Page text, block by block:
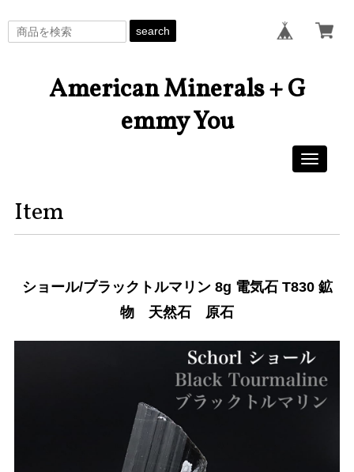
search
American Minerals + G
emmy You
Toggle
Item
ショール/ブラックトルマリン 8g 電気石 T830 鉱
物 天然石 原石